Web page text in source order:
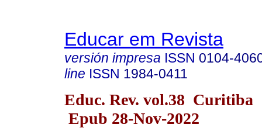
Educar em Revista
versión impresa ISSN 0104-
line ISSN 1984-0411
Educ. Rev. vol.38 Curitiba
Epub 28-Nov-2022